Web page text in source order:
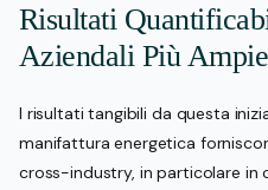
Risultati
Aziendali Più Ampie
I risultati tangibili da questa
manifattura energetica
cross-industry, in particolare in